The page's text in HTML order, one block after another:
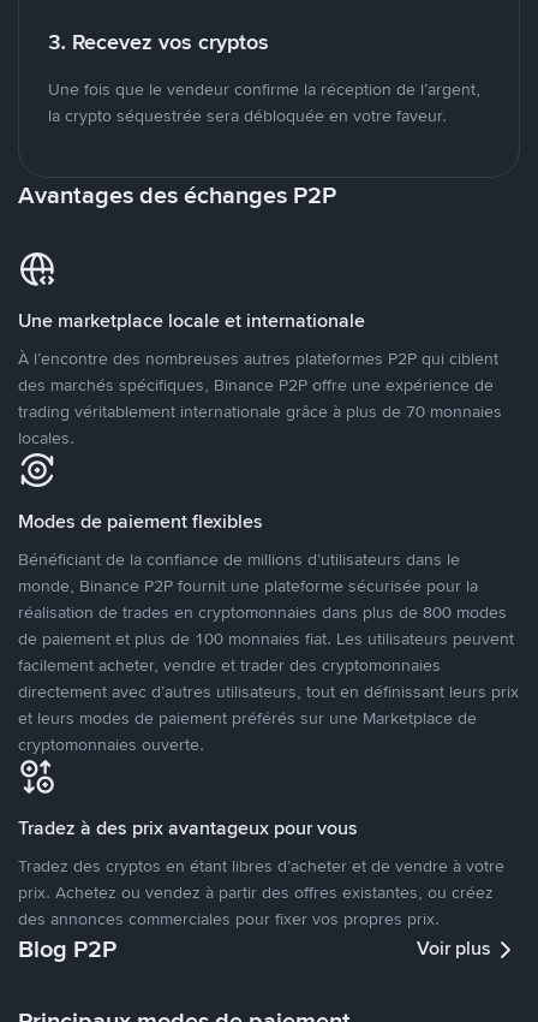
3. Recevez vos cryptos
Une fois que le vendeur confirme la réception de l’argent,
la crypto séquestrée sera débloquée en votre faveur.
Avantages des échanges P2P
Une marketplace locale et internationale
À l’encontre des nombreuses autres plateformes P2P qui ciblent
des marchés spécifiques, Binance P2P offre une expérience de
trading véritablement internationale grâce à plus de 70 monnaies
locales.
Modes de paiement flexibles
Bénéficiant de la confiance de millions d’utilisateurs dans le
monde, Binance P2P fournit une plateforme sécurisée pour la
réalisation de trades en cryptomonnaies dans plus de 800 modes
de paiement et plus de 100 monnaies fiat. Les utilisateurs peuvent
facilement acheter, vendre et trader des cryptomonnaies
directement avec d’autres utilisateurs, tout en définissant leurs prix
et leurs modes de paiement préférés sur une Marketplace de
cryptomonnaies ouverte.
Tradez à des prix avantageux pour vous
Tradez des cryptos en étant libres d’acheter et de vendre à votre
prix. Achetez ou vendez à partir des offres existantes, ou créez
des annonces commerciales pour fixer vos propres prix.
Blog P2P Voir plus